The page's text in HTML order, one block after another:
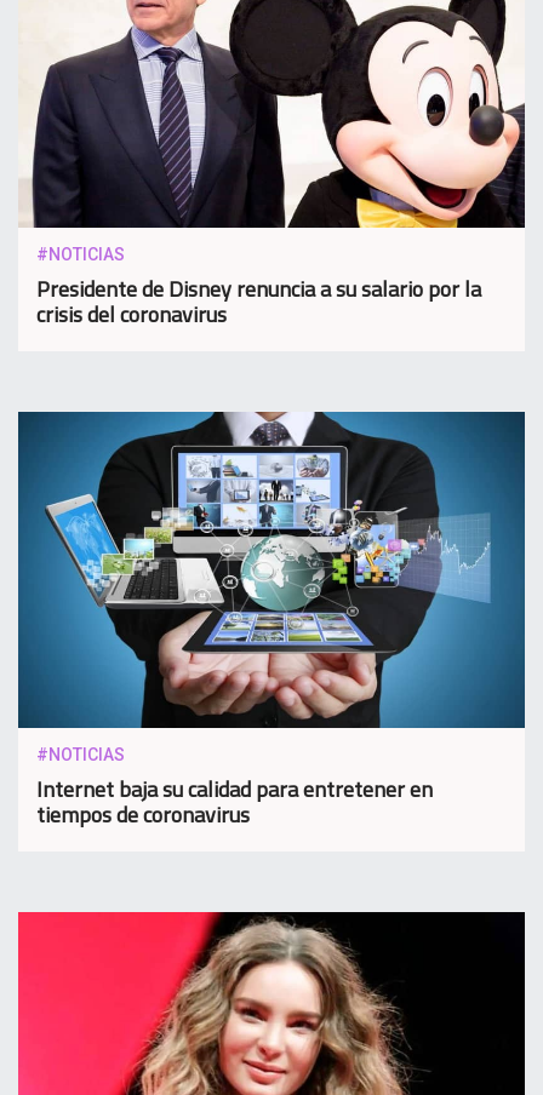
#NOTICIAS
Presidente de Disney renuncia a su salario por la
crisis del coronavirus
#NOTICIAS
Internet baja su calidad para entretener en
tiempos de coronavirus